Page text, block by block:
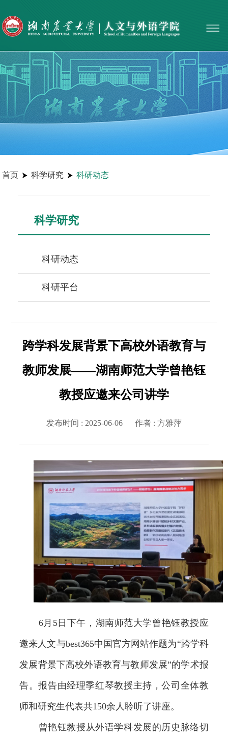
首页 科学研究 科研动态
科学研究
科研动态
科研平台
跨学科发展背景下高校外语教育与
教师发展——湖南师范大学曾艳钰
教授应邀来公司讲学
发布时间 : 2025-06-06 作者 : 方雅萍
6月5日下午，湖南师范大学曾艳钰教授应
邀来人文与best365中国官方网站作题为“跨学科
发展背景下高校外语教育与教师发展”的学术报
告。报告由经理季红琴教授主持，公司全体教
师和研究生代表共150余人聆听了讲座。
曾艳钰教授从外语学科发展的历史脉络切